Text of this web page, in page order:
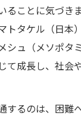
ることに気づき
トタケル（日本
シュ（メソポタ
て成長し、社会
するのは、困難